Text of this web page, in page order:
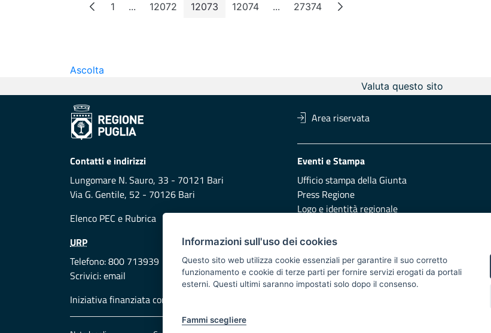
Pagina
1 ...Pagine intermedie
Pagina
12072 Pagina
12073 Pagina
12074 ...Pagine intermedie
Pagina
27374
Ascolta
Valuta questo sito
Area riservata
Contatti e indirizzi
Lungomare N. Sauro, 33 - 70121 Bari
Via G. Gentile, 52 - 70126 Bari
Elenco PEC e Rubrica
Eventi e Stampa
Ufficio stampa della Giunta
Press Regione
Logo e identità regionale
URP
Telefono: 800 713939
Scrivici:email
Redazione
Presentazione
Responsabili di pubblicazione
Iniziativa finanziata con risorse del POR Puglia 2014/2020 - Asse XI
Informazioni sull'uso dei cookies
Questo sito web utilizza cookie essenziali per garantire il suo corretto
funzionamento e cookie di terze parti per fornire servizi erogati da portali
esterni. Questi ultimi saranno impostati solo dopo il consenso.
Fammi scegliere